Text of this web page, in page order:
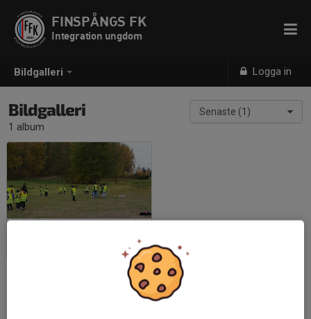
Bildgalleri Logga in
FINSPÅNGS FK
Integration ungdom
Senaste (1)
Bildgalleri
1 album